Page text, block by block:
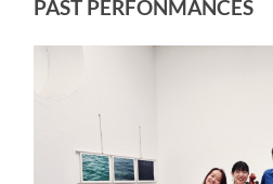
PAST PERFONMANCES